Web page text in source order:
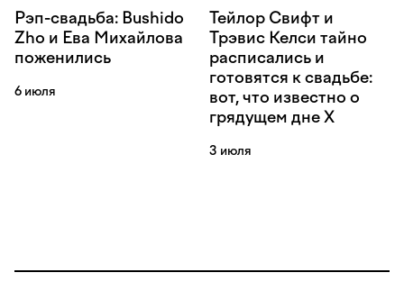
Рэп-свадьба: Bushido
Zho и Ева Михайлова
поженились
6 июля
Тейлор Свифт и
Трэвис Келси тайно
расписались и
готовятся к свадьбе:
вот, что известно о
грядущем дне Х
3 июля